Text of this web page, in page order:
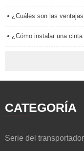
¿Cuáles son las ventajas de
¿Cómo instalar una
CATEGORÍA
Serie del